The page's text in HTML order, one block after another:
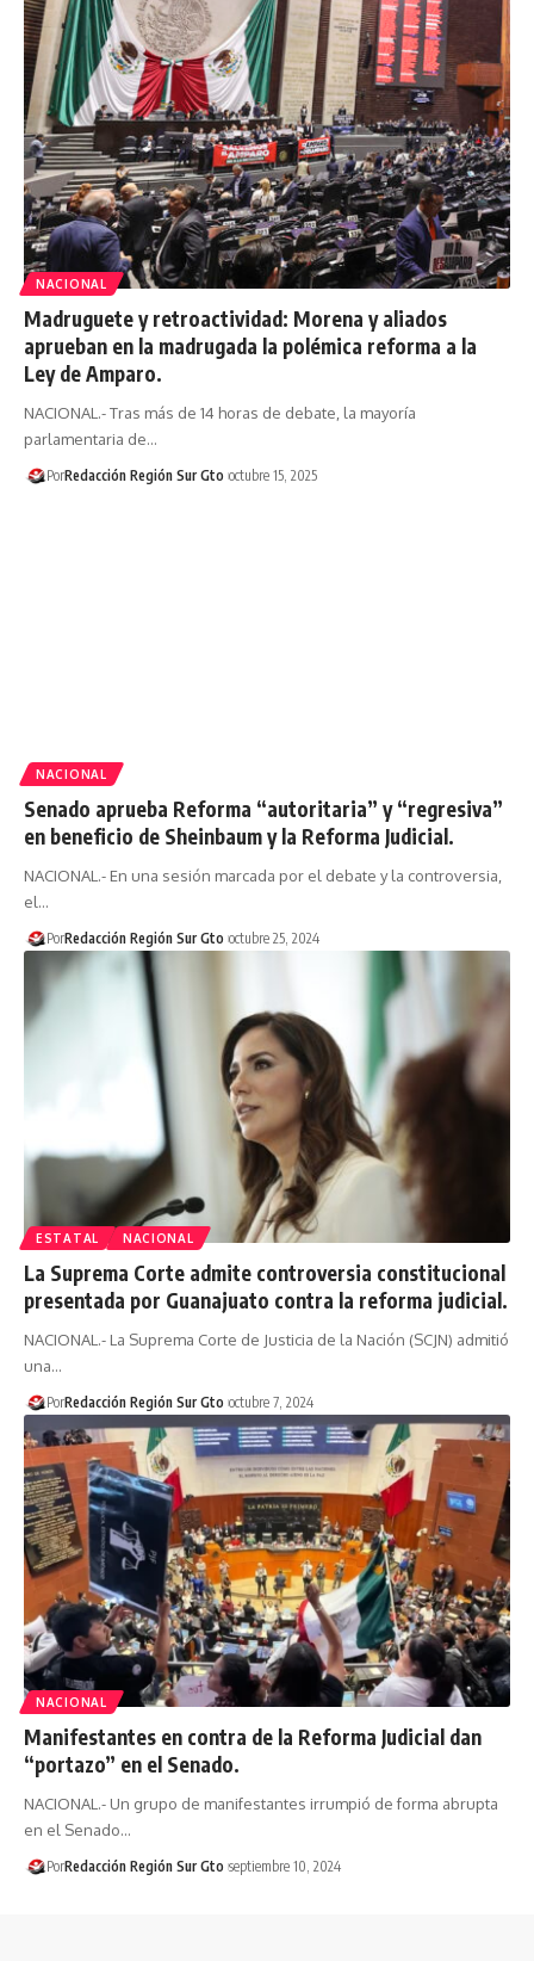
NACIONAL
Madruguete y retroactividad: Morena y aliados
aprueban en la madrugada la polémica reforma a la
Ley de Amparo.
NACIONAL.- Tras más de 14 horas de debate, la mayoría
parlamentaria de…
PorRedacción Región Sur Gto octubre 15, 2025
NACIONAL
Senado aprueba Reforma “autoritaria” y “regresiva”
en beneficio de Sheinbaum y la Reforma Judicial.
NACIONAL.- En una sesión marcada por el debate y la controversia,
el…
PorRedacción Región Sur Gto octubre 25, 2024
ESTATAL NACIONAL
La Suprema Corte admite controversia constitucional
presentada por Guanajuato contra la reforma judicial.
NACIONAL.- La Suprema Corte de Justicia de la Nación (SCJN) admitió
una…
PorRedacción Región Sur Gto octubre 7, 2024
NACIONAL
Manifestantes en contra de la Reforma Judicial dan
“portazo” en el Senado.
NACIONAL.- Un grupo de manifestantes irrumpió de forma abrupta
en el Senado…
PorRedacción Región Sur Gto septiembre 10, 2024